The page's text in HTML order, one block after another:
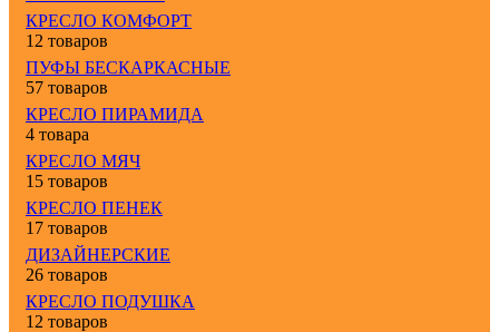
КРЕСЛО КОМФОРТ
12 товаров
ПУФЫ БЕСКАРКАСНЫЕ
57 товаров
КРЕСЛО ПИРАМИДА
4 товара
КРЕСЛО МЯЧ
15 товаров
КРЕСЛО ПЕНЕК
17 товаров
ДИЗАЙНЕРСКИЕ
26 товаров
КРЕСЛО ПОДУШКА
12 товаров